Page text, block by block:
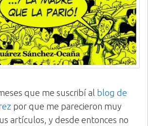
que me suscribí al blog de
por que me parecieron muy
artículos, y desde entonces no